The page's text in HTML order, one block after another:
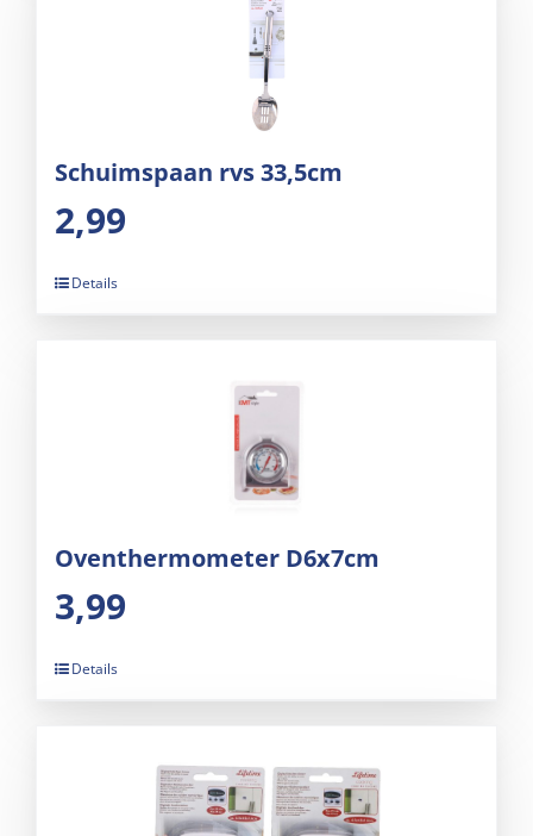
Schuimspaan rvs 33,5cm
2,99
Details
Oventhermometer D6x7cm
3,99
Details